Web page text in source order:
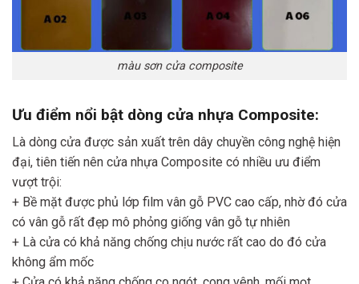
màu sơn cửa composite
Ưu điểm nổi bật dòng cửa nhựa Composite:
Là dòng cửa được sản xuất trên dây chuyền công nghệ hiện
đại, tiên tiến nên cửa nhựa Composite có nhiều ưu điểm
vượt trội:
+ Bề mặt được phủ lớp film vân gỗ PVC cao cấp, nhờ đó cửa
có vân gỗ rất đẹp mô phỏng giống vân gỗ tự nhiên
+ Là cửa có khả năng chống chịu nước rất cao do đó cửa
không ẩm mốc